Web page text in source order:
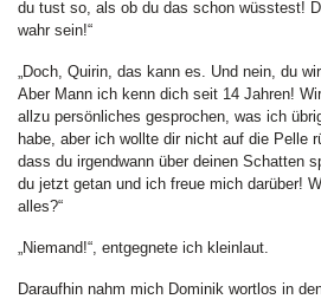
du tust so, als ob du das schon wüsstest!
wahr sein!“
„Doch, Quirin, das kann es. Und nein, du
Aber Mann ich kenn dich seit 14 Jahren!
allzu persönliches gesprochen, was ich
habe, aber ich wollte dir nicht auf die Pelle
dass du irgendwann über deinen Schatten
du jetzt getan und ich freue mich darüber!
alles?“
„Niemand!“, entgegnete ich kleinlaut.
Daraufhin nahm mich Dominik wortlos in